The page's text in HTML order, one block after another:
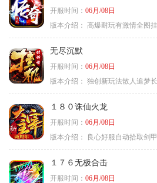
开服时间： 06月/08日
版本介绍： 高爆耐玩有激情全图
无尽沉默
开服时间： 06月/08日
版本介绍： 独创新玩法散人追梦
１８０诛仙火龙
开服时间： 06月/08日
版本介绍：
良心好服自动拾取剑
１７６无极合击
开服时间： 06月/08日